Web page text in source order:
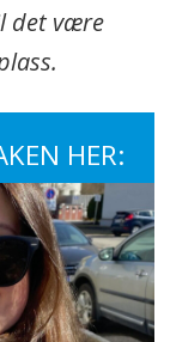
det være
HER: